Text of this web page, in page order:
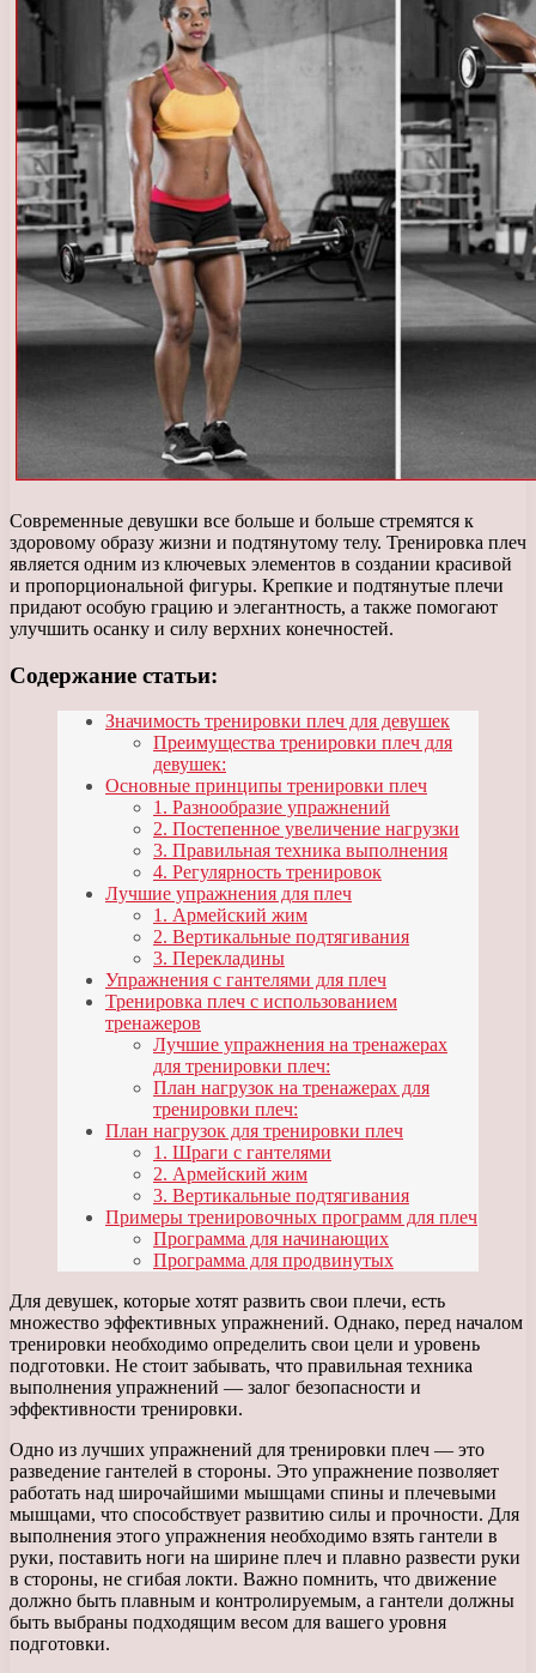
Современные девушки все больше и больше стремятся к
здоровому образу жизни и подтянутому телу. Тренировка плеч
является одним из ключевых элементов в создании красивой
и пропорциональной фигуры. Крепкие и подтянутые плечи
придают особую грацию и элегантность, а также помогают
улучшить осанку и силу верхних конечностей.
Содержание статьи:
Значимость тренировки плеч для девушек
Преимущества тренировки плеч для
девушек:
Основные принципы тренировки плеч
1. Разнообразие упражнений
2. Постепенное увеличение нагрузки
3. Правильная техника выполнения
4. Регулярность тренировок
Лучшие упражнения для плеч
1. Армейский жим
2. Вертикальные подтягивания
3. Перекладины
Упражнения с гантелями для плеч
Тренировка плеч с использованием
тренажеров
Лучшие упражнения на тренажерах
для тренировки плеч:
План нагрузок на тренажерах для
тренировки плеч:
План нагрузок для тренировки плеч
1. Шраги с гантелями
2. Армейский жим
3. Вертикальные подтягивания
Примеры тренировочных программ для плеч
Программа для начинающих
Программа для продвинутых
Для девушек, которые хотят развить свои плечи, есть
множество эффективных упражнений. Однако, перед началом
тренировки необходимо определить свои цели и уровень
подготовки. Не стоит забывать, что правильная техника
выполнения упражнений — залог безопасности и
эффективности тренировки.
Одно из лучших упражнений для тренировки плеч — это
разведение гантелей в стороны. Это упражнение позволяет
работать над широчайшими мышцами спины и плечевыми
мышцами, что способствует развитию силы и прочности. Для
выполнения этого упражнения необходимо взять гантели в
руки, поставить ноги на ширине плеч и плавно развести руки
в стороны, не сгибая локти. Важно помнить, что движение
должно быть плавным и контролируемым, а гантели должны
быть выбраны подходящим весом для вашего уровня
подготовки.